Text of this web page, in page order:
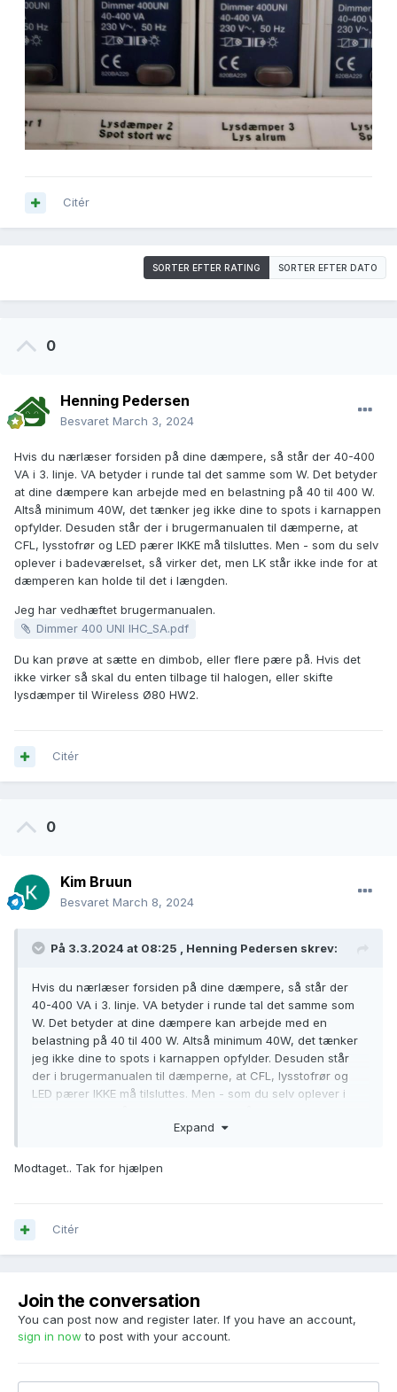
Citér
SORTER EFTER RATING SORTER EFTER DATO
0
Henning Pedersen
Besvaret March 3, 2024
Hvis du nærlæser forsiden på dine dæmpere, så står der 40-400
VA i 3. linje. VA betyder i runde tal det samme som W. Det betyder
at dine dæmpere kan arbejde med en belastning på 40 til 400 W.
Altså minimum 40W, det tænker jeg ikke dine to spots i karnappen
opfylder. Desuden står der i brugermanualen til dæmperne, at
CFL, lysstofrør og LED pærer IKKE må tilsluttes. Men - som du selv
oplever i badeværelset, så virker det, men LK står ikke inde for at
dæmperen kan holde til det i længden.
Jeg har vedhæftet brugermanualen.
Dimmer 400 UNI IHC_SA.pdf
Du kan prøve at sætte en dimbob, eller flere pære på. Hvis det
ikke virker så skal du enten tilbage til halogen, eller skifte
lysdæmper til Wireless Ø80 HW2.
Citér
0
Kim Bruun
Besvaret March 8, 2024
På 3.3.2024 at 08:25 , Henning Pedersen skrev:
Hvis du nærlæser forsiden på dine dæmpere, så står der
40-400 VA i 3. linje. VA betyder i runde tal det samme som
W. Det betyder at dine dæmpere kan arbejde med en
belastning på 40 til 400 W. Altså minimum 40W, det tænker
jeg ikke dine to spots i karnappen opfylder. Desuden står
der i brugermanualen til dæmperne, at CFL, lysstofrør og
LED pærer IKKE må tilsluttes. Men - som du selv oplever i
dæmperen kan holde til det i længden.
Dimmer 400 UNI IHC_SA.pdf
det ikke virker så skal du enten tilbage til halogen, eller
Expand
Modtaget.. Tak for hjælpen
Citér
Join the conversation
You can post now and register later. If you have an account,
sign in now to post with your account.